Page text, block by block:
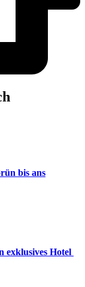
bis ans
exklusives Hotel